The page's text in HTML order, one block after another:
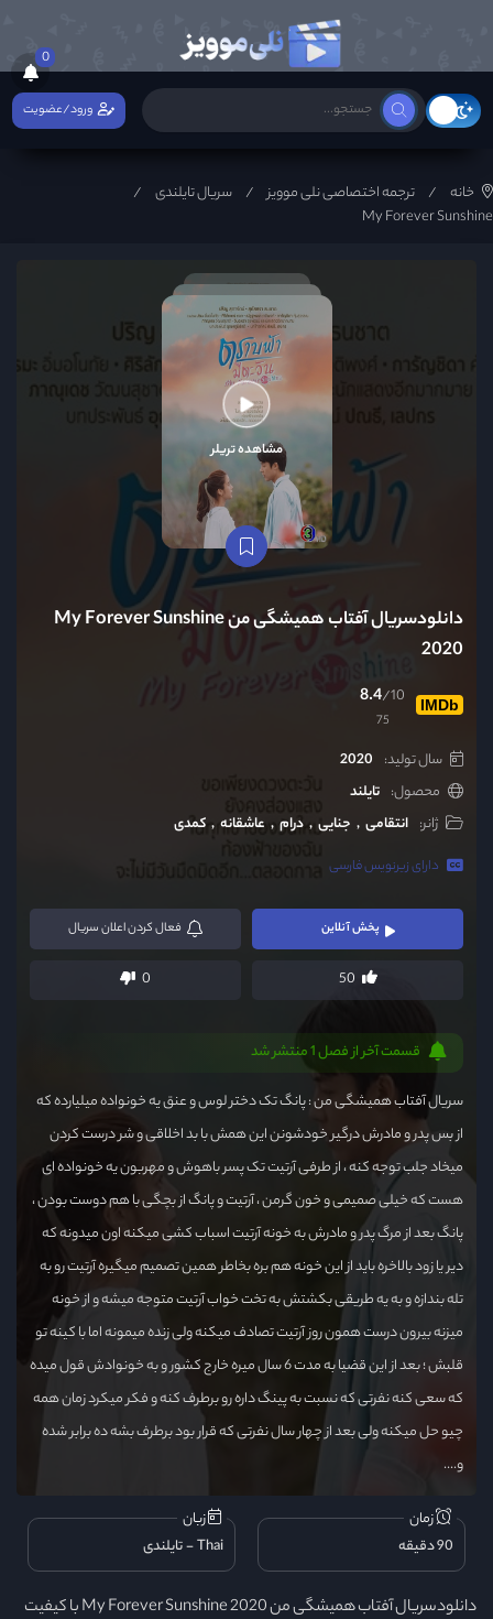
0
ورود/عضویت
خانه ترجمه اختصاصی نلی موویز
سریال تایلندی
My Forever Sunshine
مشاهده تریلر
دانلودسریال آفتاب همیشگی من My Forever Sunshine
2020
IMDb
8.4/10
75
سال تولید: 2020
محصول: تایلند
ژانر: انتقامی جنایی درام عاشقانه کمدی
دارای زیرنویس فارسی
پخش آنلاین فعالکردن اعلان سریال
50
0
قسمت آخر از فصل 1 منتشر شد
سریال آفتاب همیشگی من : پانگ تک دختر لوس و عنق یه خونواده میلیارده که
از بس پدر و مادرش درگیر خودشونن این همش با بد اخلاقی و شر درست کردن
میخاد جلب توجه کنه ، از طرفی آرتیت تک پسر باهوش و مهربون یه خونواده ای
هست که خیلی صمیمی و خون گرمن ، آرتیت و پانگ از بچگی با هم دوست بودن ،
پانگ بعد از مرگ پدر و مادرش به خونه آرتیت اسباب کشی میکنه اون میدونه که
دیر یا زود بالاخره باید از این خونه هم بره بخاطر همین تصمیم میگیره آرتیت رو به
تله بندازه و به یه طریقی بکشتش به تخت خواب آرتیت متوجه میشه و از خونه
میزنه بیرون درست همون روز آرتیت تصادف میکنه ولی زنده میمونه اما با کینه تو
قلبش ؛ بعد از این قضیا به مدت 6 سال میره خارج کشور و به خونوادش قول میده
که سعی کنه نفرتی که نسبت به پینگ داره رو برطرف کنه و فکر میکرد زمان همه
چیو حل میکنه ولی بعد از چهار سال نفرتی که قرار بود برطرف بشه ده برابر شده
و....
زمان
90 دقیقه
زبان
Thai
تایلندی
دانلودسریال آفتاب همیشگی من My Forever Sunshine 2020 با کیفیت